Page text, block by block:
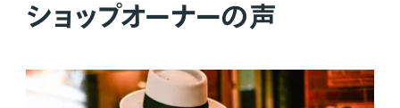
ショップオーナーの声